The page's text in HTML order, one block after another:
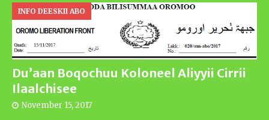
Du’aan Boqochuu Koloneel Aliyyii Cirrii
Ilaalchisee
INFO DEESKII ABO
November 15, 2017